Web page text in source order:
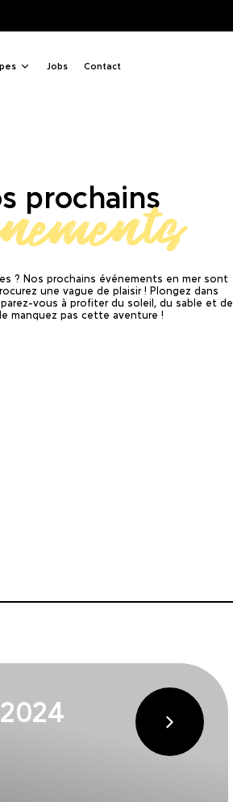
Jobs Contact
prochains
? Nos prochains événements en mer sont
une vague de plaisir ! Plongez dans
vous à profiter du soleil, du sable et de
manquez pas cette aventure !